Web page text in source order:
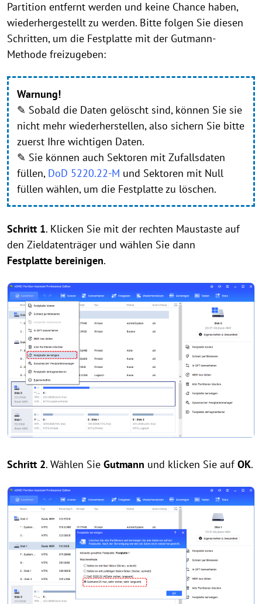
Partition entfernt werden und keine Chance haben,
wiederhergestellt zu werden. Bitte folgen Sie diesen
Schritten, um die Festplatte mit der Gutmann-
Methode freizugeben:
Warnung!
✎ Sobald die Daten gelöscht sind, können Sie sie
nicht mehr wiederherstellen, also sichern Sie bitte
zuerst Ihre wichtigen Daten.
✎ Sie können auch Sektoren mit Zufallsdaten
füllen, DoD 5220.22-M und Sektoren mit Null
füllen wählen, um die Festplatte zu löschen.
Schritt 1. Klicken Sie mit der rechten Maustaste auf
den Zieldatenträger und wählen Sie dann
Festplatte bereinigen.
Schritt 2. Wählen Sie Gutmann und klicken Sie aufOK.